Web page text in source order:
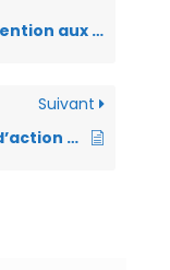
– 2024
Suivant
D241105 Le Centre communal d’action sociale (CCAS) structure juridique de support de la Cité éducative